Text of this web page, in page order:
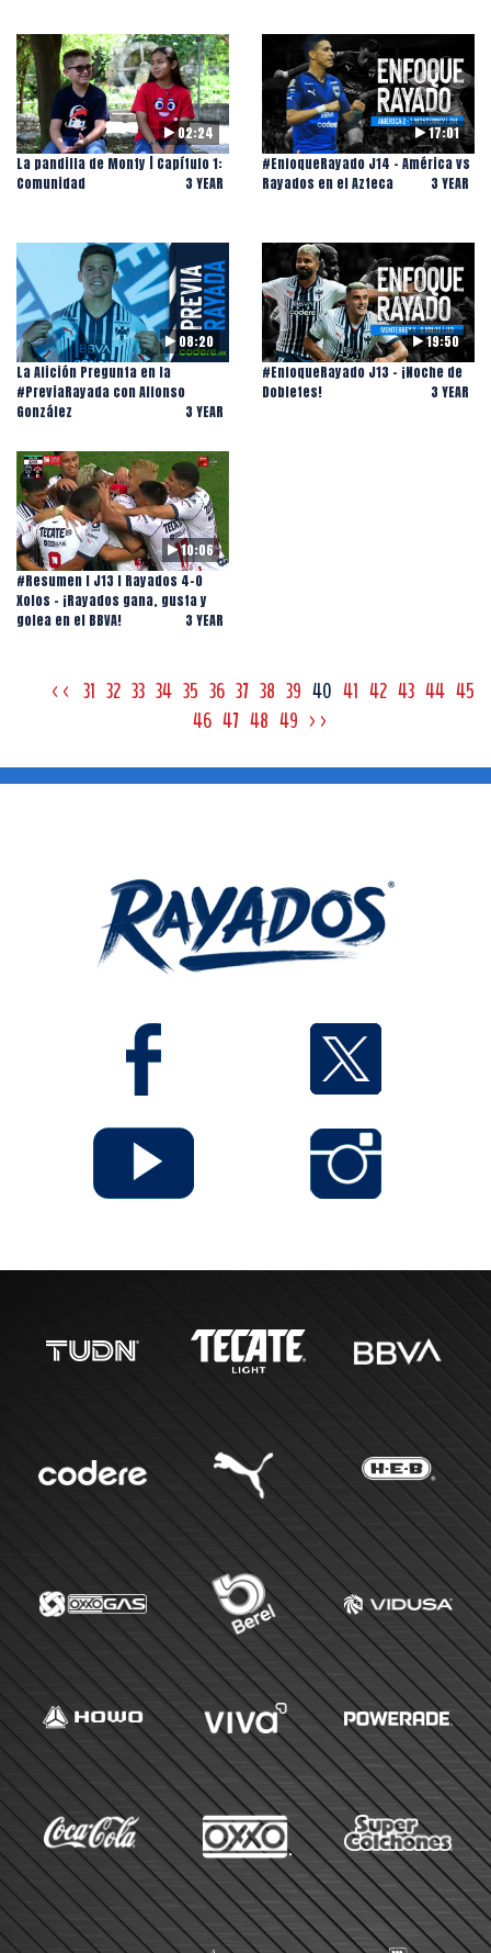
02:24
La pandilla de Monty | Capítulo 1:
Comunidad
3 YEAR
17:01
#EnfoqueRayado J14 - América vs
Rayados en el Azteca
3 YEAR
08:20
La Afición Pregunta en la
#PreviaRayada con Alfonso
González
3 YEAR
19:50
#EnfoqueRayado J13 - ¡Noche de
Dobletes!
3 YEAR
10:06
#Resumen l J13 l Rayados 4-0
Xolos - ¡Rayados gana, gusta y
golea en el BBVA!
3 YEAR
<< 31 32 33 34 35 36 37 38 39 40 41 42 43 44 45
46 47 48 49 >>